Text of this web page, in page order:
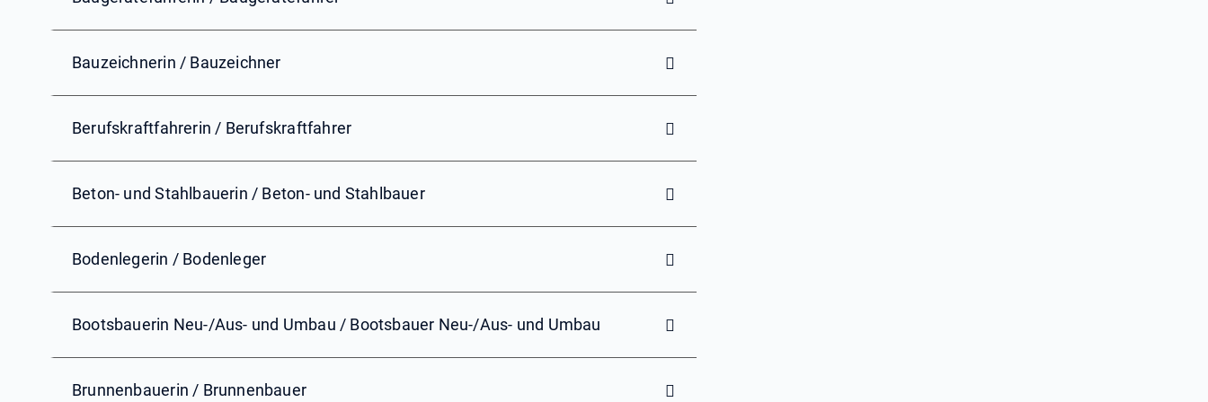
Bauzeichnerin / Bauzeichner
Berufskraftfahrerin / Berufskraftfahrer
Beton- und Stahlbauerin / Beton- und Stahlbauer
Bodenlegerin / Bodenleger
Bootsbauerin Neu-/Aus- und Umbau / Bootsbauer Neu-/Aus- und Umbau
Brunnenbauerin / Brunnenbauer